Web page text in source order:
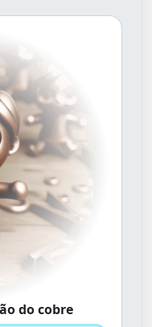
do cobre